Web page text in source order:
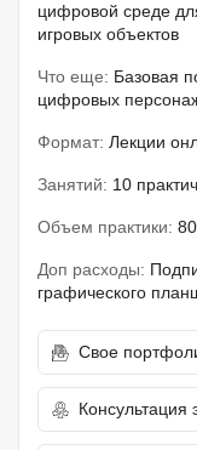
цифровой среде
игровых объектов
Что еще: Базовая
цифровых
Формат: Лекции
Занятий: 10
Объем практики:
Доп расходы:
графического
Свое
Консультация